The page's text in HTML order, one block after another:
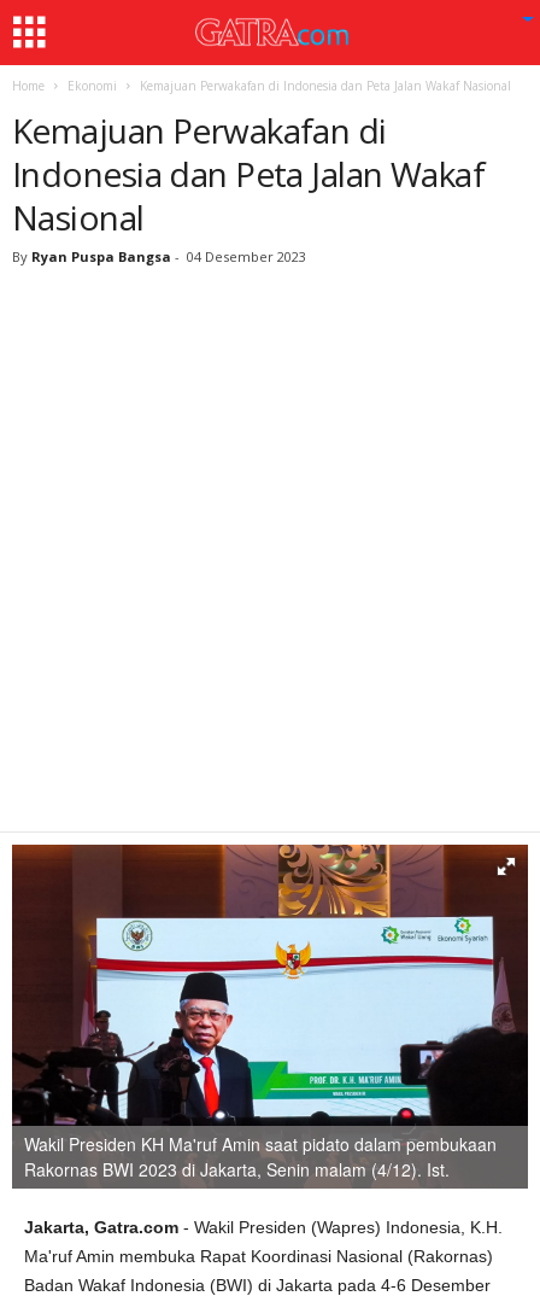
Home Ekonomi Kemajuan Perwakafan di Indonesia dan Peta Jalan Wakaf Nasional
Kemajuan Perwakafan di
Indonesia dan Peta Jalan Wakaf
Nasional
By Ryan Puspa Bangsa - 04 Desember 2023
Wakil Presiden KH Ma'ruf Amin saat pidato dalam pembukaan
Rakornas BWI 2023 di Jakarta, Senin malam (4/12). Ist.
Jakarta, Gatra.com - Wakil Presiden (Wapres) Indonesia, K.H.
Ma'ruf Amin membuka Rapat Koordinasi Nasional (Rakornas)
Badan Wakaf Indonesia (BWI) di Jakarta pada 4-6 Desember